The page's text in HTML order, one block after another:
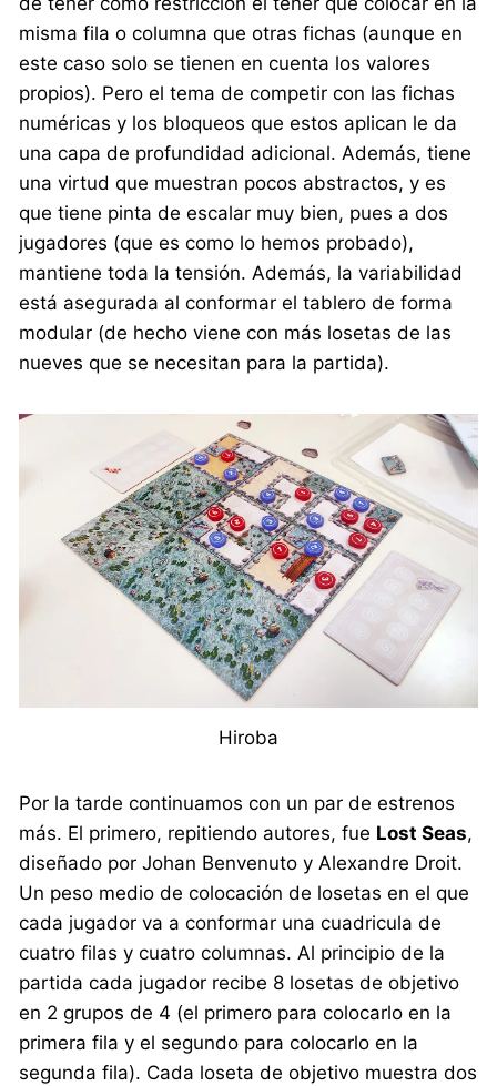
misma fila o columna que otras fichas (aunque en
este caso solo se tienen en cuenta los valores
propios). Pero el tema de competir con las fichas
numéricas y los bloqueos que estos aplican le da
una capa de profundidad adicional. Además, tiene
una virtud que muestran pocos abstractos, y es
que tiene pinta de escalar muy bien, pues a dos
jugadores (que es como lo hemos probado),
mantiene toda la tensión. Además, la variabilidad
está asegurada al conformar el tablero de forma
modular (de hecho viene con más losetas de las
nueves que se necesitan para la partida).
Hiroba
Por la tarde continuamos con un par de estrenos
más. El primero, repitiendo autores, fue Lost Seas,
diseñado por Johan Benvenuto y Alexandre Droit.
Un peso medio de colocación de losetas en el que
cada jugador va a conformar una cuadricula de
cuatro filas y cuatro columnas. Al principio de la
partida cada jugador recibe 8 losetas de objetivo
en 2 grupos de 4 (el primero para colocarlo en la
primera fila y el segundo para colocarlo en la
segunda fila). Cada loseta de objetivo muestra dos